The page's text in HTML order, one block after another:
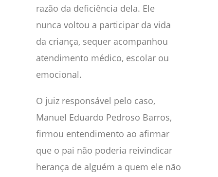
razão da deficiência dela. Ele
nunca voltou a participar da vida
da criança, sequer acompanhou
atendimento médico, escolar ou
emocional.
O juiz responsável pelo caso,
Manuel Eduardo Pedroso Barros,
firmou entendimento ao afirmar
que o pai não poderia reivindicar
herança de alguém a quem ele não